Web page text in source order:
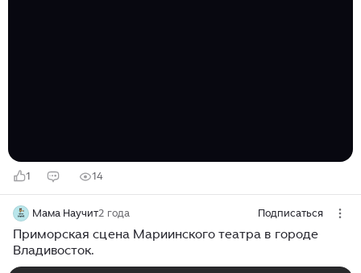
1 14
Мама Научит2 года Подписаться
Приморская сцена Мариинского театра в городе
Владивосток.